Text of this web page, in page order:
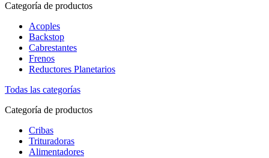
Categoría de productos
Acoples
Backstop
Cabrestantes
Frenos
Reductores Planetarios
Todas las categorías
Categoría de productos
Cribas
Trituradoras
Alimentadores